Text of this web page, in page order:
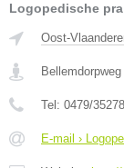
Logopedische
Oost-
Tel: 0479/
E-mail ›